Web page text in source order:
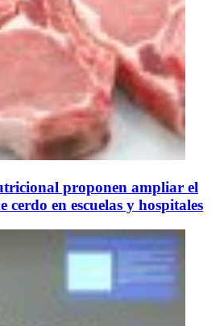
proponen ampliar el
cerdo en escuelas y hospitales